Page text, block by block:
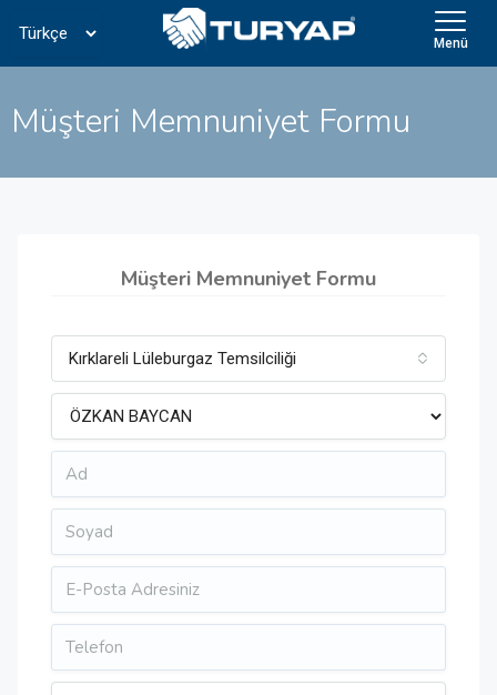
Menü
Müşteri Memnuniyet Formu
Müşteri Memnuniyet Formu
Kırklareli Lüleburgaz Temsilciliği